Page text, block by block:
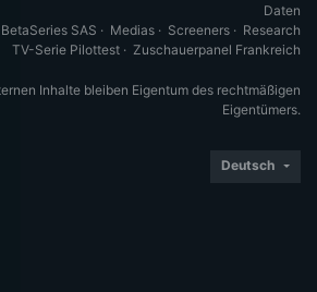
Daten
BetaSeries SAS · Medias · Screeners · Research
TV-Serie Pilottest · Zuschauerpanel Frankreich
Inhalte bleiben Eigentum des rechtmäßigen
Eigentümers.
Deutsch